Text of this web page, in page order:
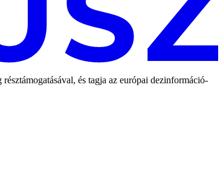
és tagja az európai dezinformáció-